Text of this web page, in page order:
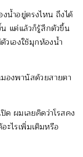
น้ำอยู่ตรงไหน ถึงได้
แต่แล้วก็รู้สึกตัวขึ้น
วเองใช้มุกห้องน้ำ
องพานัสด้วยสายตา
ด ผมเลยคิดว่าโรสคง
ะไรเพิ่มเติมหรือ